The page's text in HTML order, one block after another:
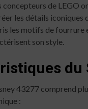
concepteurs de LEGO
les détails iconiques
les motifs de fourrure
son style.
du
43277 comprend
: